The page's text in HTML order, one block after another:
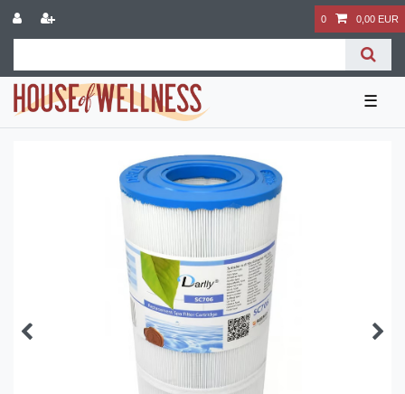
0 0,00 EUR
☰